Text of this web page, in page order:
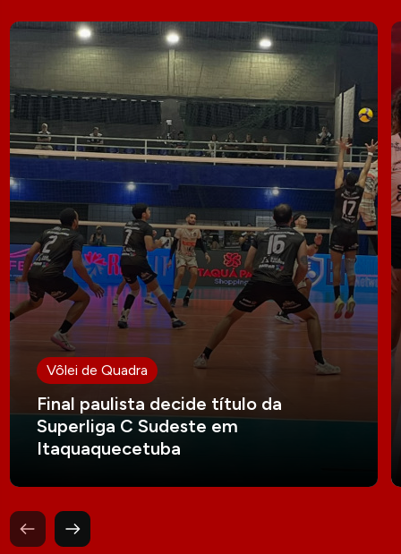
Vôlei de Quadra
Final paulista decide título da
Superliga C Sudeste em
Itaquaquecetuba